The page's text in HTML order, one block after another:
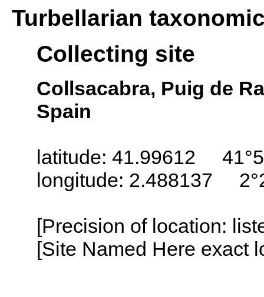
Turbellarian
Collecting site
Collsacabra, Puig de
Spain
latitude: 41.99612
longitude: 2.488137
[Precision of location:
[Site Named Here exact